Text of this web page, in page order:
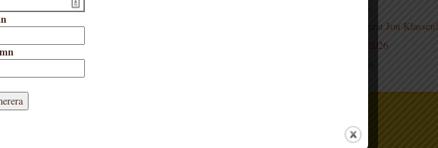
en jury bestående av femte- och
läslovet v. 44 koras vinnaren.
Knep och knåp signerat Jon Klassen!
Barnboksfestivalen 2026